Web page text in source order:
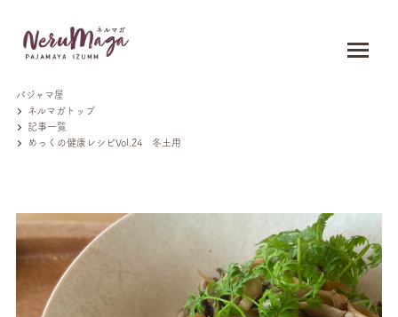
パジャマ屋
ネルマガトップ
記事一覧
めっくの健康レシピVol.24 冬土用